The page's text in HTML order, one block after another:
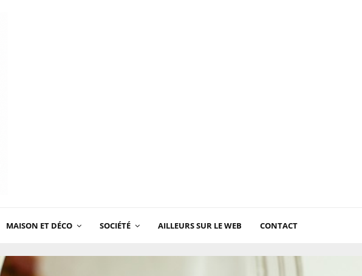
MAISON ET DÉCO SOCIÉTÉ AILLEURS SUR LE WEB CONTACT